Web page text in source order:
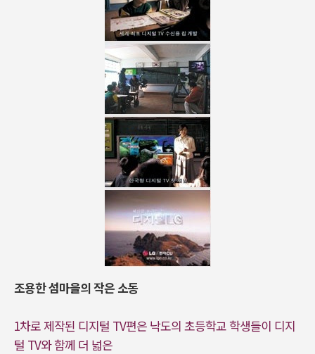
조용한 섬마을의 작은 소동
1차로 제작된 디지털 TV편은 낙도의 초등학교 학생들이 디지
털 TV와 함께 더 넓은